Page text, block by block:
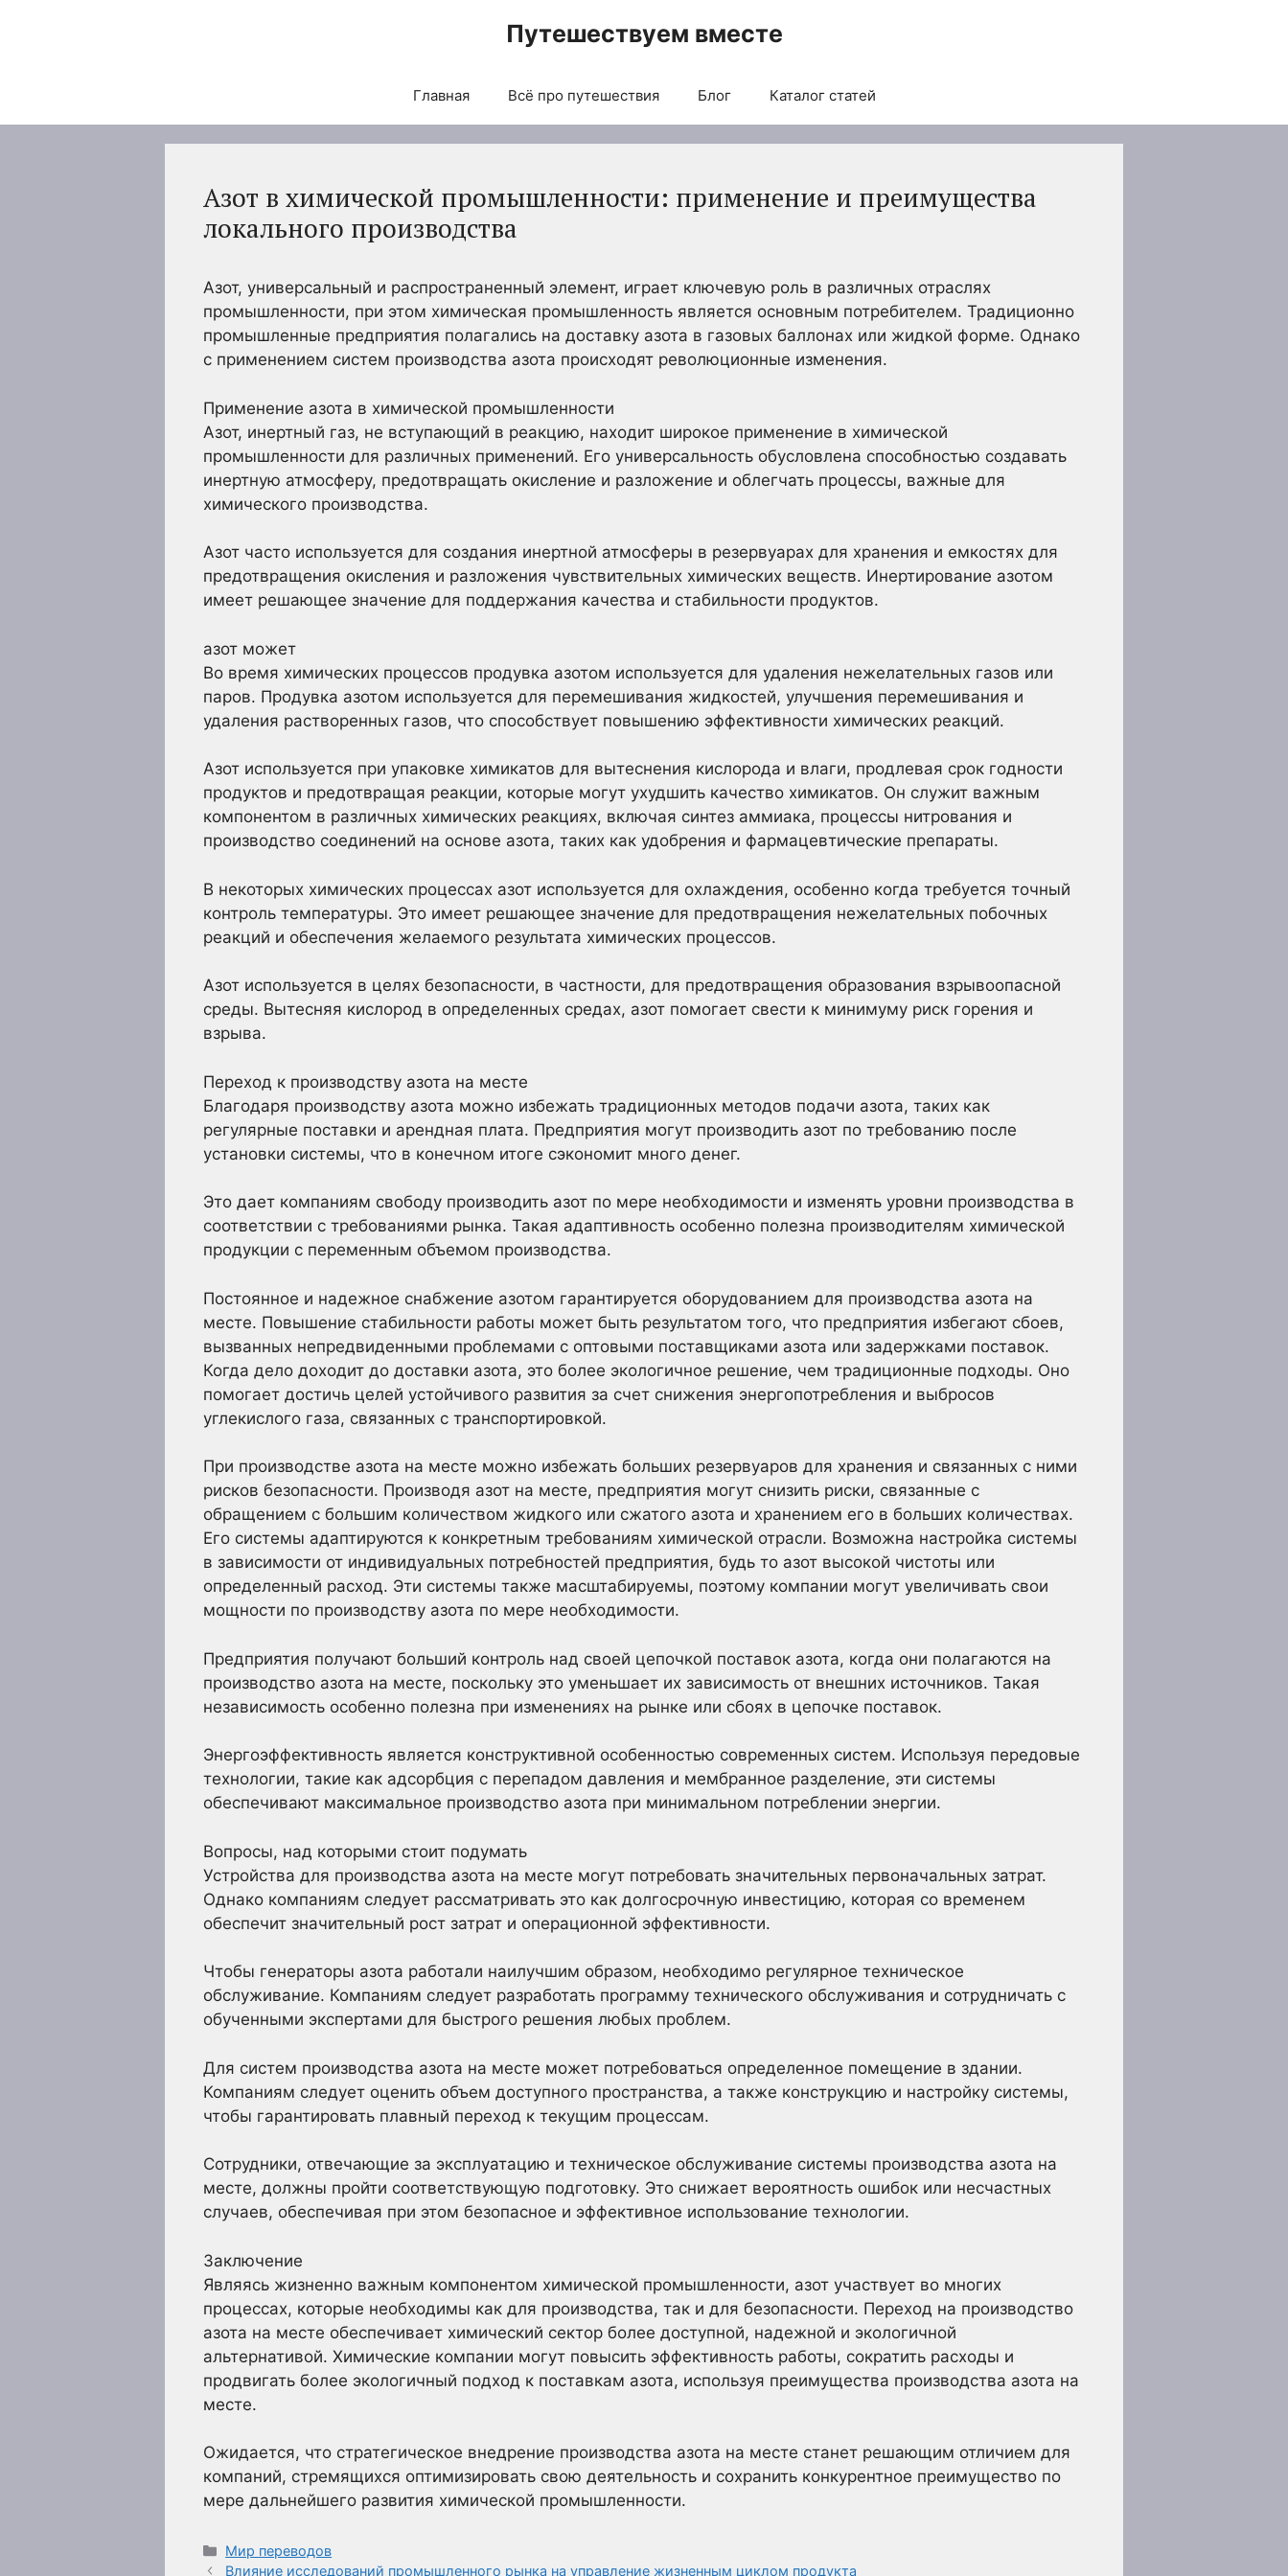
Путешествуем вместе
Главная Всё про путешествия Блог Каталог статей
Азот в химической промышленности: применение и преимущества
локального производства
Азот, универсальный и распространенный элемент, играет ключевую роль в различных отраслях
промышленности, при этом химическая промышленность является основным потребителем. Традиционно
промышленные предприятия полагались на доставку азота в газовых баллонах или жидкой форме. Однако
с применением систем производства азота происходят революционные изменения.
Применение азота в химической промышленности
Азот, инертный газ, не вступающий в реакцию, находит широкое применение в химической
промышленности для различных применений. Его универсальность обусловлена способностью создавать
инертную атмосферу, предотвращать окисление и разложение и облегчать процессы, важные для
химического производства.
Азот часто используется для создания инертной атмосферы в резервуарах для хранения и емкостях для
предотвращения окисления и разложения чувствительных химических веществ. Инертирование азотом
имеет решающее значение для поддержания качества и стабильности продуктов.
азот может
Во время химических процессов продувка азотом используется для удаления нежелательных газов или
паров. Продувка азотом используется для перемешивания жидкостей, улучшения перемешивания и
удаления растворенных газов, что способствует повышению эффективности химических реакций.
Азот используется при упаковке химикатов для вытеснения кислорода и влаги, продлевая срок годности
продуктов и предотвращая реакции, которые могут ухудшить качество химикатов. Он служит важным
компонентом в различных химических реакциях, включая синтез аммиака, процессы нитрования и
производство соединений на основе азота, таких как удобрения и фармацевтические препараты.
В некоторых химических процессах азот используется для охлаждения, особенно когда требуется точный
контроль температуры. Это имеет решающее значение для предотвращения нежелательных побочных
реакций и обеспечения желаемого результата химических процессов.
Азот используется в целях безопасности, в частности, для предотвращения образования взрывоопасной
среды. Вытесняя кислород в определенных средах, азот помогает свести к минимуму риск горения и
взрыва.
Переход к производству азота на месте
Благодаря производству азота можно избежать традиционных методов подачи азота, таких как
регулярные поставки и арендная плата. Предприятия могут производить азот по требованию после
установки системы, что в конечном итоге сэкономит много денег.
Это дает компаниям свободу производить азот по мере необходимости и изменять уровни производства в
соответствии с требованиями рынка. Такая адаптивность особенно полезна производителям химической
продукции с переменным объемом производства.
Постоянное и надежное снабжение азотом гарантируется оборудованием для производства азота на
месте. Повышение стабильности работы может быть результатом того, что предприятия избегают сбоев,
вызванных непредвиденными проблемами с оптовыми поставщиками азота или задержками поставок.
Когда дело доходит до доставки азота, это более экологичное решение, чем традиционные подходы. Оно
помогает достичь целей устойчивого развития за счет снижения энергопотребления и выбросов
углекислого газа, связанных с транспортировкой.
При производстве азота на месте можно избежать больших резервуаров для хранения и связанных с ними
рисков безопасности. Производя азот на месте, предприятия могут снизить риски, связанные с
обращением с большим количеством жидкого или сжатого азота и хранением его в больших количествах.
Его системы адаптируются к конкретным требованиям химической отрасли. Возможна настройка системы
в зависимости от индивидуальных потребностей предприятия, будь то азот высокой чистоты или
определенный расход. Эти системы также масштабируемы, поэтому компании могут увеличивать свои
мощности по производству азота по мере необходимости.
Предприятия получают больший контроль над своей цепочкой поставок азота, когда они полагаются на
производство азота на месте, поскольку это уменьшает их зависимость от внешних источников. Такая
независимость особенно полезна при изменениях на рынке или сбоях в цепочке поставок.
Энергоэффективность является конструктивной особенностью современных систем. Используя передовые
технологии, такие как адсорбция с перепадом давления и мембранное разделение, эти системы
обеспечивают максимальное производство азота при минимальном потреблении энергии.
Вопросы, над которыми стоит подумать
Устройства для производства азота на месте могут потребовать значительных первоначальных затрат.
Однако компаниям следует рассматривать это как долгосрочную инвестицию, которая со временем
обеспечит значительный рост затрат и операционной эффективности.
Чтобы генераторы азота работали наилучшим образом, необходимо регулярное техническое
обслуживание. Компаниям следует разработать программу технического обслуживания и сотрудничать с
обученными экспертами для быстрого решения любых проблем.
Для систем производства азота на месте может потребоваться определенное помещение в здании.
Компаниям следует оценить объем доступного пространства, а также конструкцию и настройку системы,
чтобы гарантировать плавный переход к текущим процессам.
Сотрудники, отвечающие за эксплуатацию и техническое обслуживание системы производства азота на
месте, должны пройти соответствующую подготовку. Это снижает вероятность ошибок или несчастных
случаев, обеспечивая при этом безопасное и эффективное использование технологии.
Заключение
Являясь жизненно важным компонентом химической промышленности, азот участвует во многих
процессах, которые необходимы как для производства, так и для безопасности. Переход на производство
азота на месте обеспечивает химический сектор более доступной, надежной и экологичной
альтернативой. Химические компании могут повысить эффективность работы, сократить расходы и
продвигать более экологичный подход к поставкам азота, используя преимущества производства азота на
месте.
Ожидается, что стратегическое внедрение производства азота на месте станет решающим отличием для
компаний, стремящихся оптимизировать свою деятельность и сохранить конкурентное преимущество по
мере дальнейшего развития химической промышленности.
Рубрики
Мир переводов
Влияние исследований промышленного рынка на управление жизненным циклом продукта